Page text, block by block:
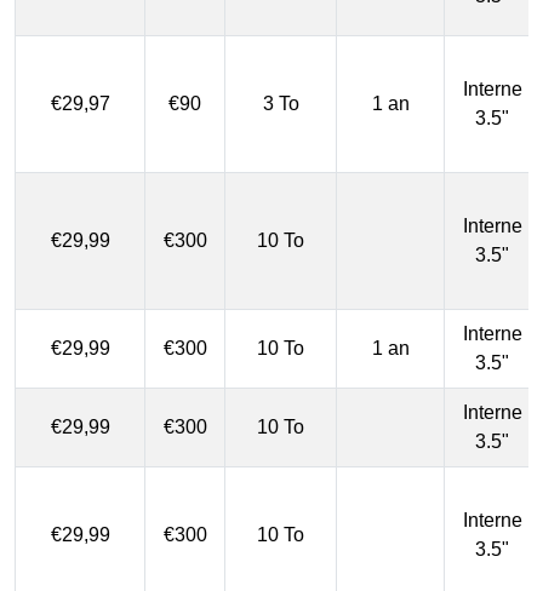
€29,97 €90 3 To 1 an
Interne
3.5"
€29,99 €300 10 To
Interne
3.5"
€29,99 €300 10 To 1 an
Interne
3.5"
€29,99 €300 10 To
Interne
3.5"
€29,99 €300 10 To
Interne
3.5"